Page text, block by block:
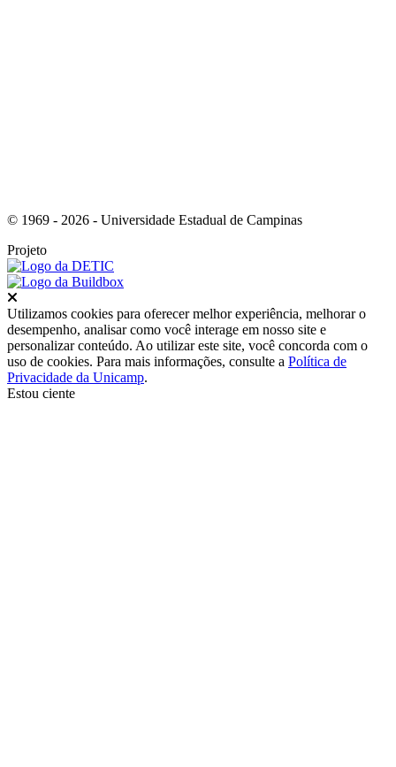
© 1969 - 2026 - Universidade Estadual de Campinas
Projeto
Utilizamos cookies para oferecer melhor experiência, melhorar o
desempenho, analisar como você interage em nosso site e
personalizar conteúdo. Ao utilizar este site, você concorda com o
uso de cookies. Para mais informações, consulte a Política de
Privacidade da Unicamp.
Estou ciente